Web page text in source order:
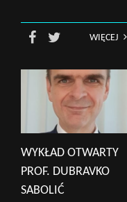
WIĘCEJ
WYKŁAD OTWARTY
PROF. DUBRAVKO
SABOLIĆ